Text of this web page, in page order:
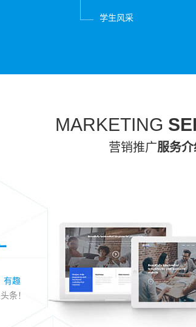
学生风采
MARKETING
营销推广服务
有趣
头条！